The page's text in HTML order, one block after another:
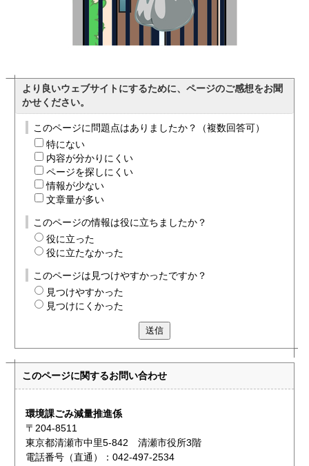
より良いウェブサイトにするために、ページのご感想をお聞
かせください。
このページに問題点はありましたか？（複数回答可）
特にない
内容が分かりにくい
ページを探しにくい
情報が少ない
文章量が多い
このページの情報は役に立ちましたか？
役に立った
役に立たなかった
このページは見つけやすかったですか？
見つけやすかった
見つけにくかった
送信
このページに関するお問い合わせ
環境課ごみ減量推進係
〒204-8511
東京都清瀬市中里5-842 清瀬市役所3階
電話番号（直通）：042-497-2534